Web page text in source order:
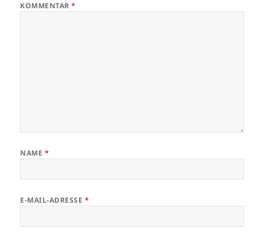
KOMMENTAR*
NAME *
E-MAIL-ADRESSE *